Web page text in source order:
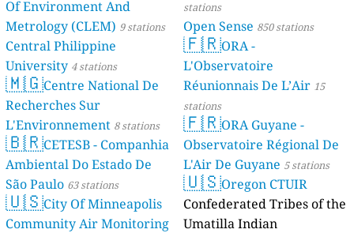
Of Environment And
Metrology (CLEM) 9 stations
Central Philippine
University 4 stations
🇲🇬Centre National De
Recherches Sur
L'Environnement 8 stations
🇧🇷CETESB - Companhia
Ambiental Do Estado De
São Paulo 63 stations
🇺🇸City Of Minneapolis
Community Air Monitoring
stations
Open Sense 850 stations
🇫🇷ORA -
L'Observatoire
Réunionnais De L’Air 15
stations
🇫🇷ORA Guyane -
Observatoire Régional De
L'Air De Guyane 5 stations
🇺🇸Oregon CTUIR
Confederated Tribes of the
Umatilla Indian